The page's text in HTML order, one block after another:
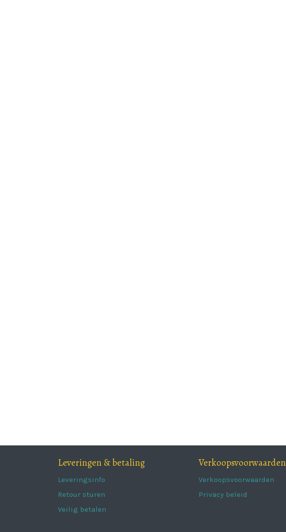
Leveringen & betaling
Leveringsinfo
Retour sturen
Veilig betalen
Verkoopsvoorwaarden
Verkoopsvoorwaarden
Privacy beleid